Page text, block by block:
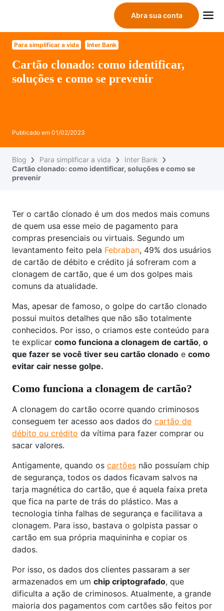
Abra sua conta
Para simplificar a vida Inter Bank
Cartão clonado: como identificar,
soluções e como se prevenir
Publicado em 01/02/2023
Blog Para simplificar a vida
Inter Bank
Cartão clonado: como identificar, soluções e como se
prevenir
Ter o cartão clonado é um dos medos mais comuns
de quem usa esse meio de pagamento para
compras presenciais ou virtuais. Segundo um
levantamento feito pela Febraban, 49% dos usuários
de cartão de débito e crédito já sofreram com a
clonagem de cartão, que é um dos golpes mais
comuns da atualidade.
Mas, apesar de famoso, o golpe do cartão clonado
possui muitos detalhes que não são totalmente
conhecidos. Por isso, o criamos este conteúdo para
te explicar como funciona a clonagem de cartão, o
que fazer se você tiver seu cartão clonado e como
evitar cair nesse golpe.
Como funciona a clonagem de cartão?
A clonagem do cartão ocorre quando criminosos
conseguem ter acesso aos dados do cartão de
débito ou crédito da vítima para fazer comprar ou
sacar valores.
Antigamente, quando os cartões não possuíam chip
de segurança, todos os dados ficavam salvos na
tarja magnética do cartão, que é aquela faixa preta
que fica na parte de trás do plástico. Mas a
tecnologia tinha falhas de segurança e facilitava a
clonagem. Para isso, bastava o golpista passar o
cartão em sua própria maquininha e copiar os
dados.
Por isso, os dados dos clientes passaram a ser
armazenados em um chip criptografado, que
dificulta a ação de criminosos. Atualmente, a grande
maioria dos pagamentos com cartões são feitos por